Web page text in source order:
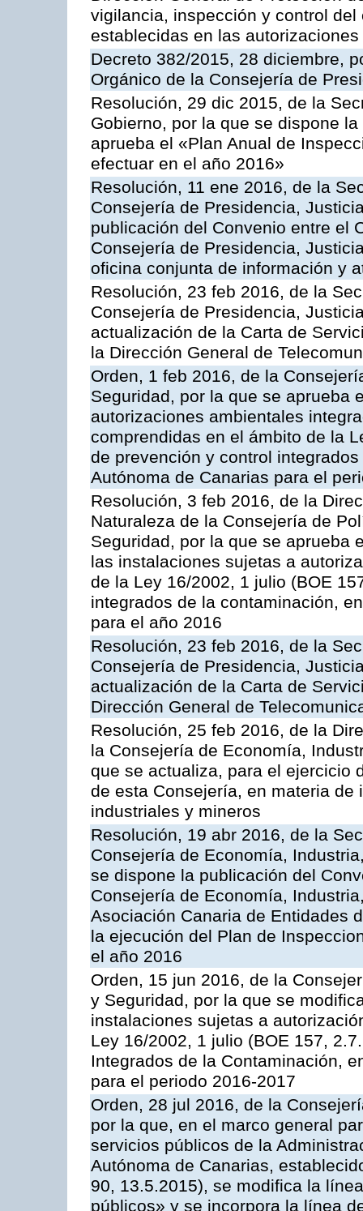
vigilancia, inspección y control
establecidas en las
Decreto 382/2015, 28 diciembre,
Orgánico de la Consejería de
Resolución, 29 dic 2015, de la
Gobierno, por la que se dispone
aprueba el «Plan Anual de
efectuar en el año 2016»
Resolución, 11 ene 2016, de la
Consejería de Presidencia,
publicación del Convenio entre el
Consejería de Presidencia,
oficina conjunta de información y
Resolución, 23 feb 2016, de la
Consejería de Presidencia,
actualización de la Carta de
la Dirección General de
Orden, 1 feb 2016, de la
Seguridad, por la que se aprueba
autorizaciones ambientales
comprendidas en el ámbito de la
de prevención y control
Autónoma de Canarias para el
Resolución, 3 feb 2016, de la
Naturaleza de la Consejería de
Seguridad, por la que se aprueba
las instalaciones sujetas a
de la Ley 16/2002, 1 julio (BOE
integrados de la contaminación,
para el año 2016
Resolución, 23 feb 2016, de la
Consejería de Presidencia,
actualización de la Carta de
Dirección General de
Resolución, 25 feb 2016, de la
la Consejería de Economía,
que se actualiza, para el ejercicio
de esta Consejería, en materia
industriales y mineros
Resolución, 19 abr 2016, de la
Consejería de Economía,
se dispone la publicación del
Consejería de Economía,
Asociación Canaria de Entidades
la ejecución del Plan de
el año 2016
Orden, 15 jun 2016, de la
y Seguridad, por la que se
instalaciones sujetas a
Ley 16/2002, 1 julio (BOE 157,
Integrados de la Contaminación,
para el periodo 2016-2017
Orden, 28 jul 2016, de la
por la que, en el marco general
servicios públicos de la
Autónoma de Canarias,
90, 13.5.2015), se modifica la
públicos» y se incorpora la línea